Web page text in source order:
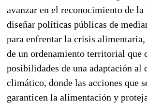
avanzar en el reconocimiento de
diseñar políticas públicas de
para enfrentar la crisis alimentaria,
de un ordenamiento territorial que
posibilidades de una adaptación al
climático, donde las acciones que
garanticen la alimentación y